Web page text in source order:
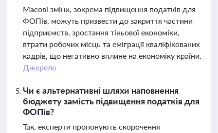
Масові зміни, зокрема підвищення податків для
ФОПів, можуть призвести до закриття частини
підприємств, зростання тіньової економіки,
втрати робочих місць та еміграції кваліфікованих
кадрів, що негативно вплине на економіку країни.
Джерело
Чи є альтернативні шляхи наповнення
бюджету замість підвищення податків для
ФОПів?
Так, експерти пропонують скорочення